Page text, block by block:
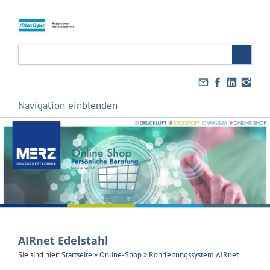
Navigation einblenden
AIRnet Edelstahl
Sie sind hier:Startseite »Online-Shop» Rohrleitungssystem AIRnet